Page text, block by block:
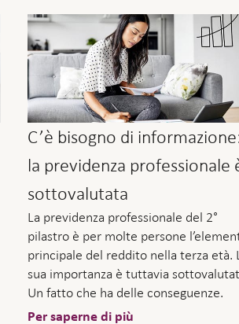
C’è bisogno di
la previdenza professionale
sottovalutata
La previdenza professionale del 2°
pilastro è per molte persone
principale del reddito nella terza età.
sua importanza è tuttavia
Un fatto che ha delle conseguenze.
Per saperne di più